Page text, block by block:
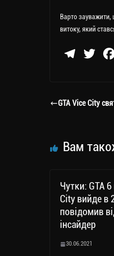
Варто зауважити,
витоку, який
Te
a
T
er
GTA Vice City
Вам
Чутки: GTA
City вийде в
повідомив
інсайдер
30.06.2021